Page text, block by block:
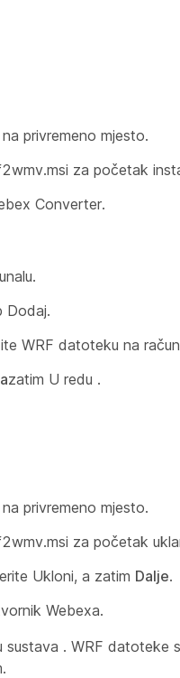
privremeno mjesto.
za početak
Converter.
Dodaj.
WRF datoteku na
zatim U redu .
privremeno mjesto.
za početak
Ukloni, a zatim Dalje.
Webexa.
. WRF datoteke